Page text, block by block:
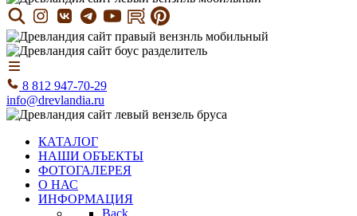
8 812 947-70-29
info@drevlandia.ru
КАТАЛОГ
НАШИ ОБЪЕКТЫ
ФОТОГАЛЕРЕЯ
О НАС
ИНФОРМАЦИЯ
Back